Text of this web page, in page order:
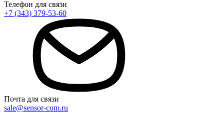
Телефон для связи
+7 (343) 379-53-60
Почта для связи
sale@sensor-com.ru